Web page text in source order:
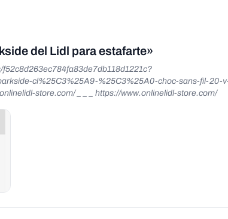
del Lidl para estafarte»
cl%25C3%25A9-%25C3%25A0-choc-sans-fil-20-
store.com/ _ _ _ https://www.onlinelidl-store.com/